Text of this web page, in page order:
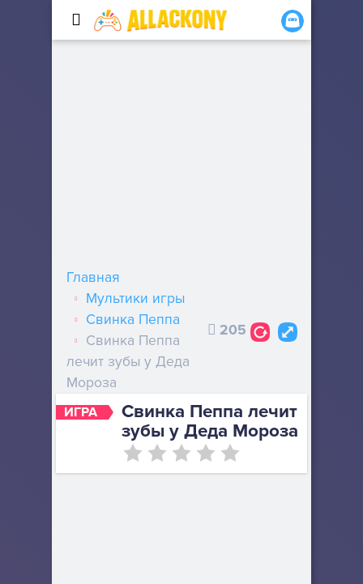
ИГРА
Свинка Пеппа лечит
зубы у Деда Мороза
Главная
Мультики игры
Свинка Пеппа
Свинка Пеппа
лечит зубы у Деда
Мороза
205